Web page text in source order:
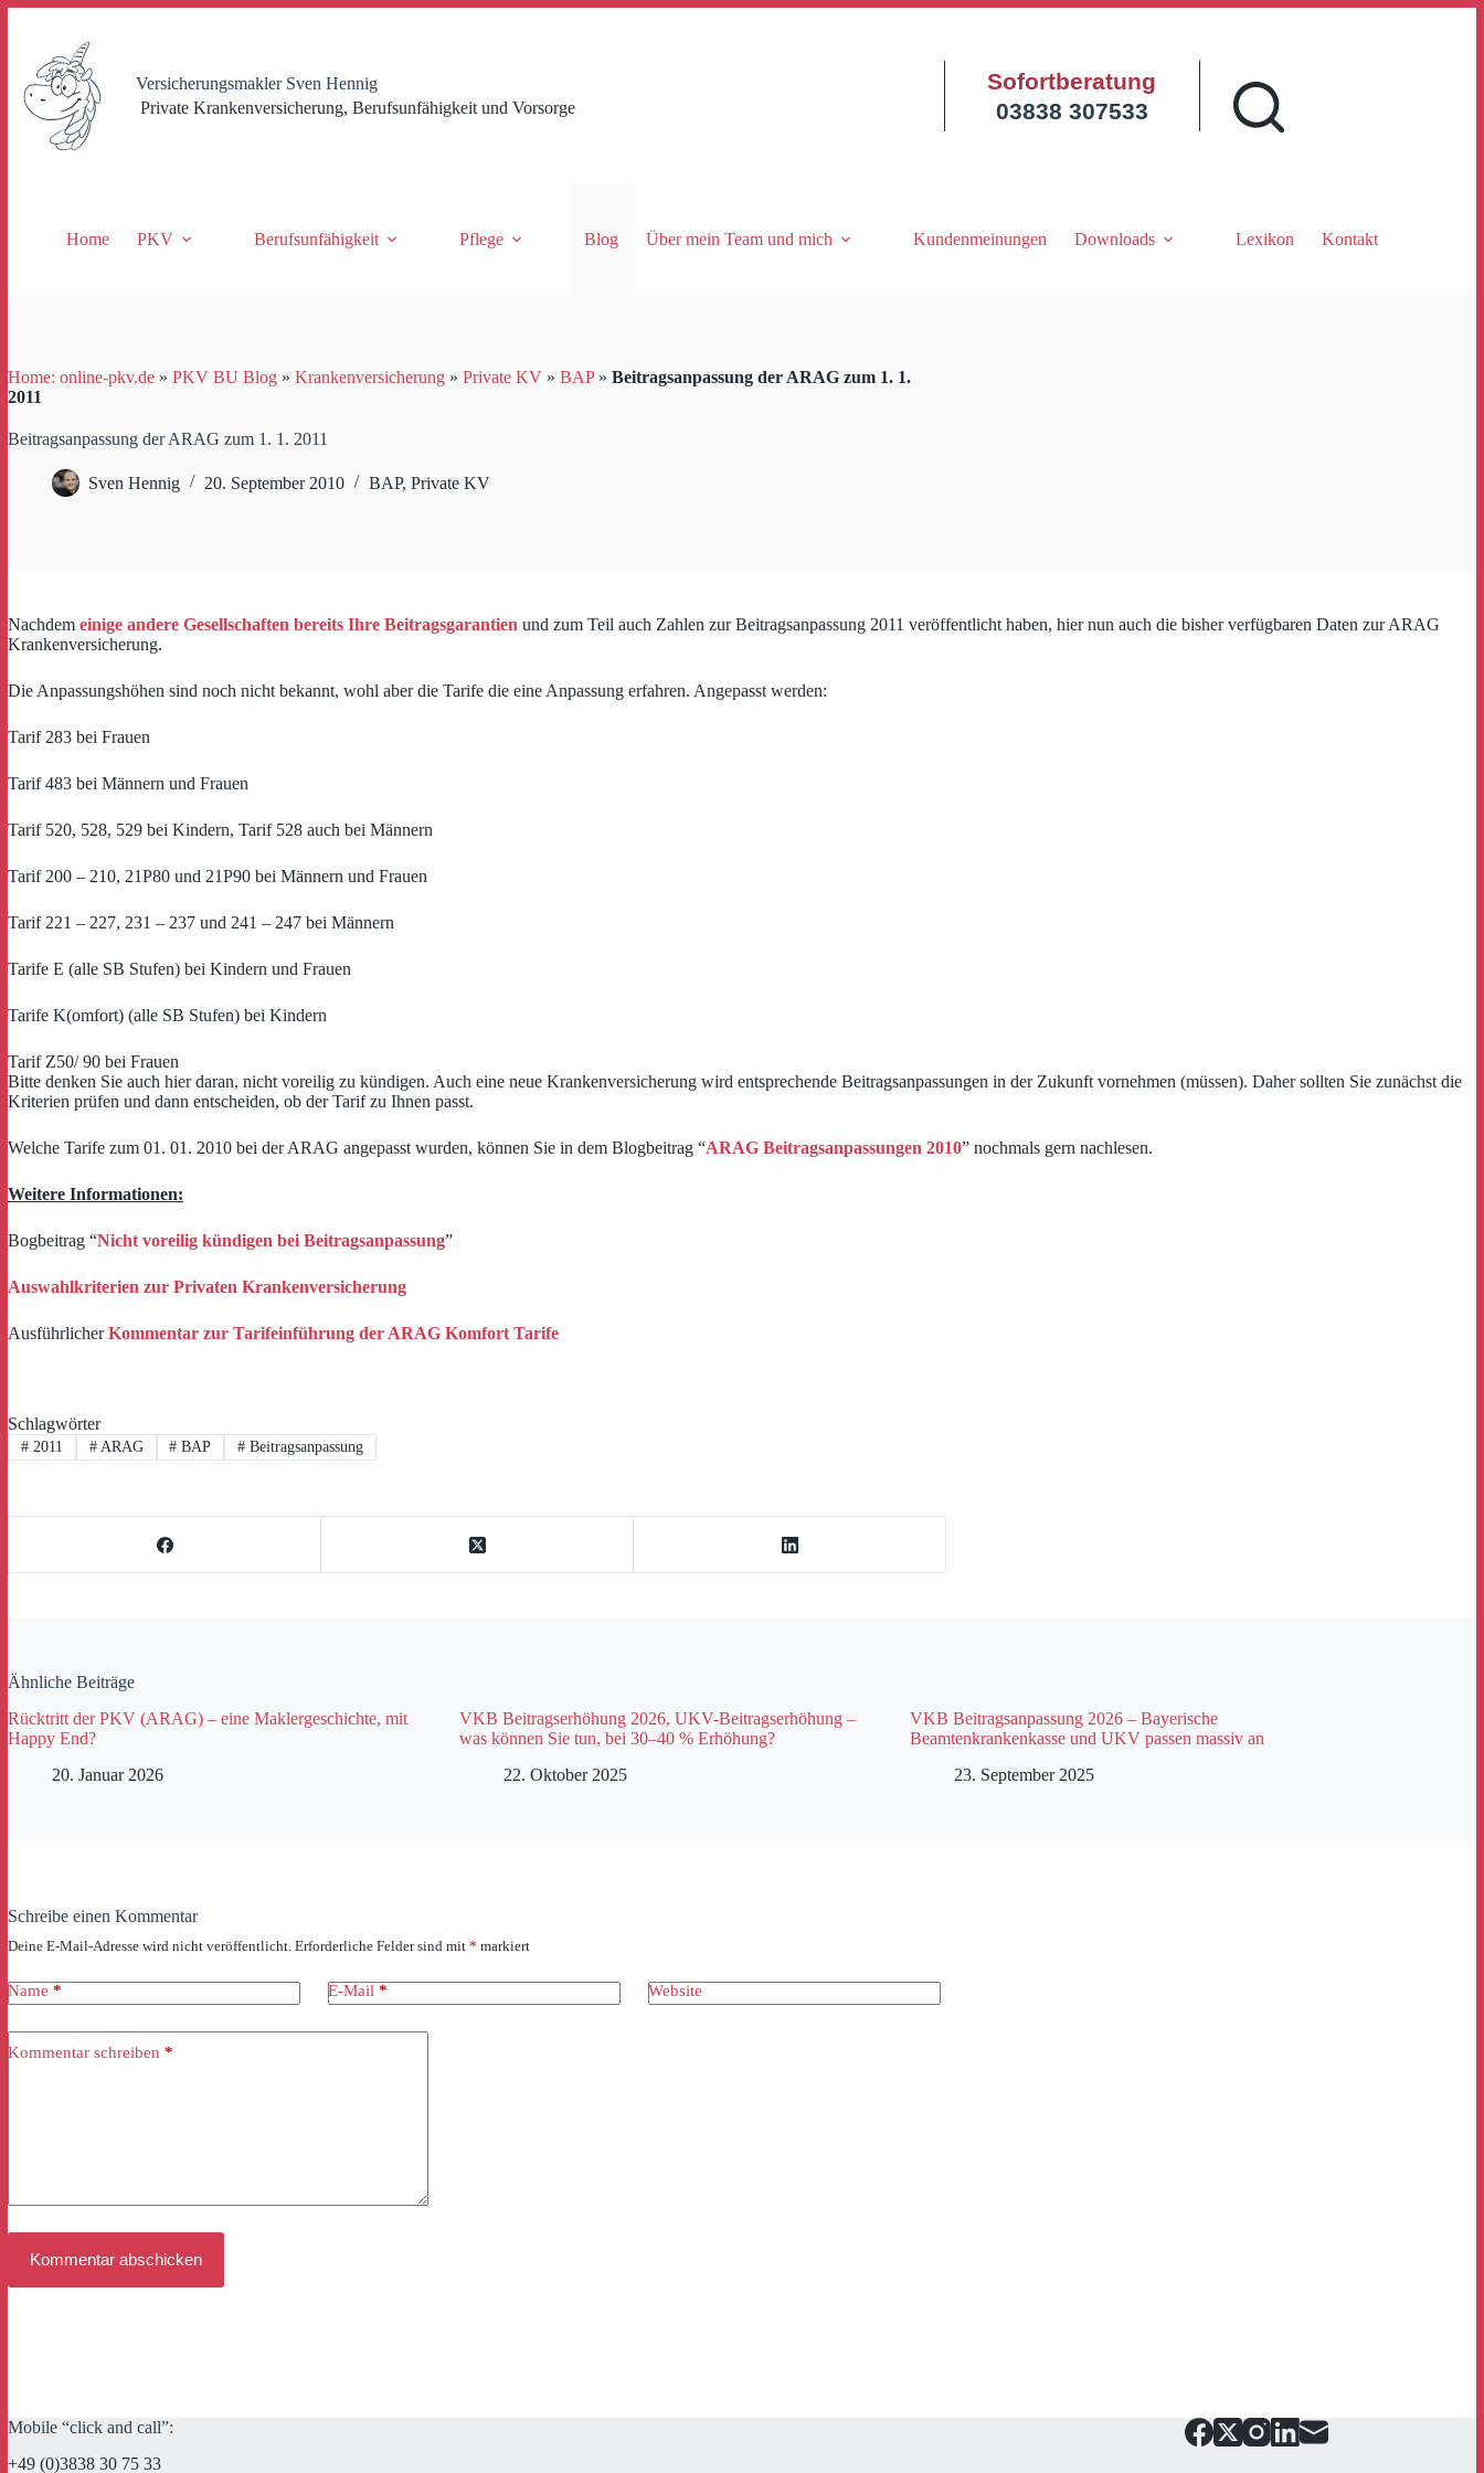
springen
Versicherungsmakler Sven Hennig
Private Krankenversicherung, Berufsunfähigkeit und Vorsorge
Sofortberatung
03838 307533
Home PKV Berufsunfähigkeit Pflege Blog Über mein Team und mich Kundenmeinungen Downloads Lexikon Kontakt
Home: online-pkv.de » PKV BU Blog » Krankenversicherung » Private KV » BAP» Beitragsanpassung der ARAG zum 1. 1.
2011
Beitragsanpassung der ARAG zum 1. 1. 2011
Sven Hennig 20. September 2010 BAP, Private KV
Nachdem einige andere Gesellschaften bereits Ihre Beitragsgarantien und zum Teil auch Zahlen zur Beitragsanpassung 2011 veröffentlicht haben, hier nun auch die bisher verfügbaren Daten zur ARAG
Krankenversicherung.
Die Anpassungshöhen sind noch nicht bekannt, wohl aber die Tarife die eine Anpassung erfahren. Angepasst werden:
Tarif 283 bei Frauen
Tarif 483 bei Männern und Frauen
Tarif 520, 528, 529 bei Kindern, Tarif 528 auch bei Männern
Tarif 200 – 210, 21P80 und 21P90 bei Männern und Frauen
Tarif 221 – 227, 231 – 237 und 241 – 247 bei Männern
Tarife E (alle SB Stufen) bei Kindern und Frauen
Tarife K(omfort) (alle SB Stufen) bei Kindern
Tarif Z50/ 90 bei Frauen
Bitte denken Sie auch hier daran, nicht voreilig zu kündigen. Auch eine neue Krankenversicherung wird entsprechende Beitragsanpassungen in der Zukunft vornehmen (müssen). Daher sollten Sie zunächst die
Kriterien prüfen und dann entscheiden, ob der Tarif zu Ihnen passt.
Welche Tarife zum 01. 01. 2010 bei der ARAG angepasst wurden, können Sie in dem Blogbeitrag “ARAG Beitragsanpassungen 2010” nochmals gern nachlesen.
Weitere Informationen:
Bogbeitrag “Nicht voreilig kündigen bei Beitragsanpassung”
Auswahlkriterien zur Privaten Krankenversicherung
AusführlicherKommentar zur Tarifeinführung der ARAG Komfort Tarife
Schlagwörter
#2011 #ARAG # BAP # Beitragsanpassung
Ähnliche Beiträge
Rücktritt der PKV (ARAG) – eine Maklergeschichte, mit
Happy End?
20. Januar 2026
VKB Beitragserhöhung 2026, UKV-Beitragserhöhung –
was können Sie tun, bei 30–40 % Erhöhung?
22. Oktober 2025
VKB Beitragsanpassung 2026 – Bayerische
Beamtenkrankenkasse und UKV passen massiv an
23. September 2025
Schreibe einen Kommentar
Deine E-Mail-Adresse wird nicht veröffentlicht. Erforderliche Felder sind mit * markiert
Name * E-Mail * Website
Kommentar schreiben *
Kommentar abschicken
Mobile “click and call”:
+49 (0)3838 30 75 33